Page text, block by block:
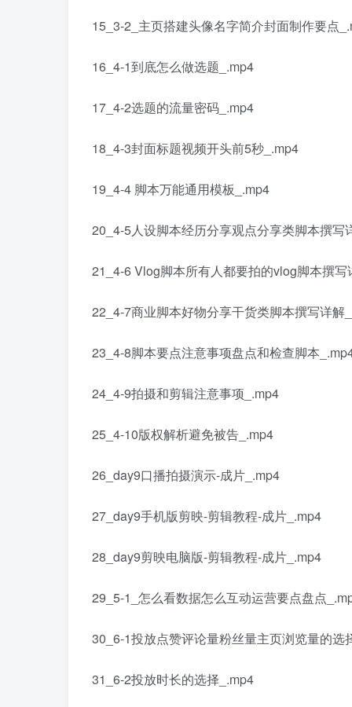
15_3-2_主页搭建头像名字简介封面制作要点
16_4-1到底怎么做选题_.mp4
17_4-2选题的流量密码_.mp4
18_4-3封面标题视频开头前5秒_.mp4
19_4-4 脚本万能通用模板_.mp4
20_4-5人设脚本经历分享观点分享类脚本撰写
21_4-6 Vlog脚本所有人都要拍的vlog脚本撰写
22_4-7商业脚本好物分享干货类脚本撰写详解
23_4-8脚本要点注意事项盘点和检查脚本
24_4-9拍摄和剪辑注意事项_.mp4
25_4-10版权解析避免被告_.mp4
26_day9口播拍摄演示-成片_.mp4
27_day9手机版剪映-剪辑教程-成片_.mp4
28_day9剪映电脑版-剪辑教程-成片_.mp4
29_5-1_怎么看数据怎么互动运营要点盘点
30_6-1投放点赞评论量粉丝量主页浏览量的选
31_6-2投放时长的选择_.mp4